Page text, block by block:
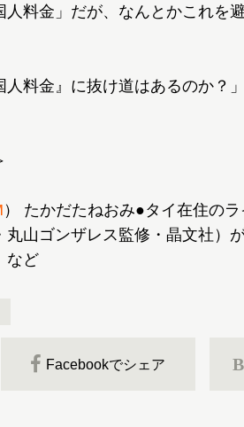
料金」だが、なんとかこれを
料金』に抜け道はあるのか？」
） たかだたねおみ●タイ在住の
丸山ゴンザレス監修・晶文社）
など
Facebookでシェア